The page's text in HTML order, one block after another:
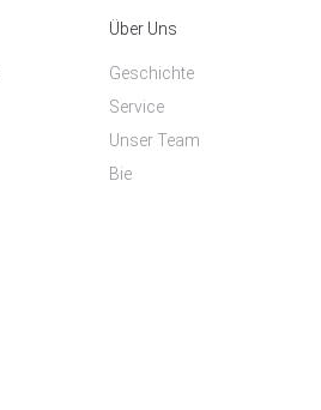
Über Uns
Bie
Geschichte
Service
Unser Team